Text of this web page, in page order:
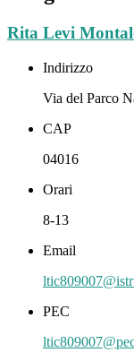
Rita Levi
Indirizzo
Via del Parco
CAP
04016
Orari
8-13
Email
PEC